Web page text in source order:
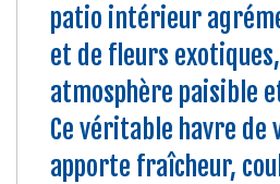
patio intérieur
et de fleurs
atmosphère paisible
Ce véritable havre de
apporte fraîcheur,